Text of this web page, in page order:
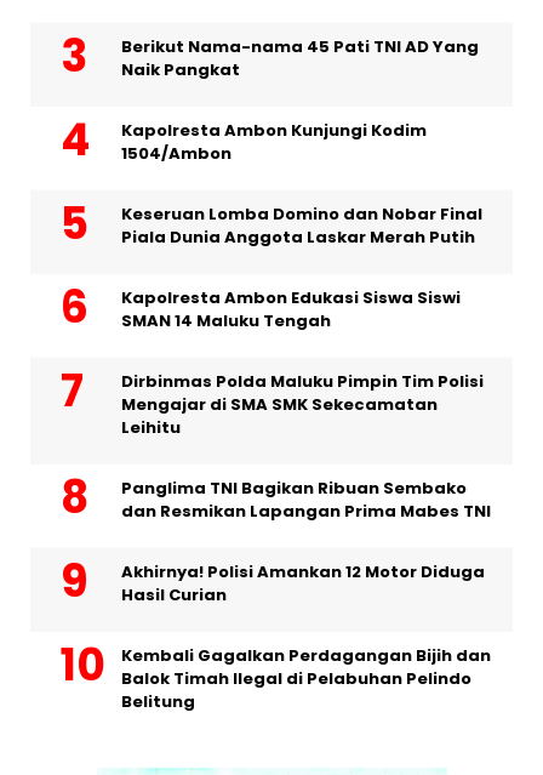
Berikut Nama-nama 45 Pati TNI AD Yang
Naik Pangkat
Kapolresta Ambon Kunjungi Kodim
1504/Ambon
Keseruan Lomba Domino dan Nobar Final
Piala Dunia Anggota Laskar Merah Putih
Kapolresta Ambon Edukasi Siswa Siswi
SMAN 14 Maluku Tengah
Dirbinmas Polda Maluku Pimpin Tim Polisi
Mengajar di SMA SMK Sekecamatan
Leihitu
Panglima TNI Bagikan Ribuan Sembako
dan Resmikan Lapangan Prima Mabes TNI
Akhirnya! Polisi Amankan 12 Motor Diduga
Hasil Curian
Kembali Gagalkan Perdagangan Bijih dan
Balok Timah Ilegal di Pelabuhan Pelindo
Belitung